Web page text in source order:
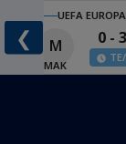
❮
UEFA
Μ
ΜΑΚ
0 - 3
ΤΕΛ